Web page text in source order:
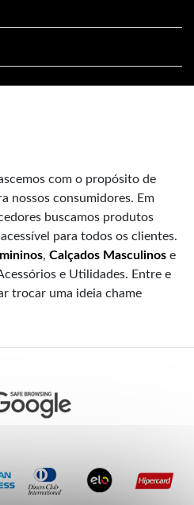
com o propósito de
nossos consumidores. Em
buscamos produtos
para todos os clientes.
, Calçados Masculinos e
e Utilidades. Entre e
trocar uma ideia chame